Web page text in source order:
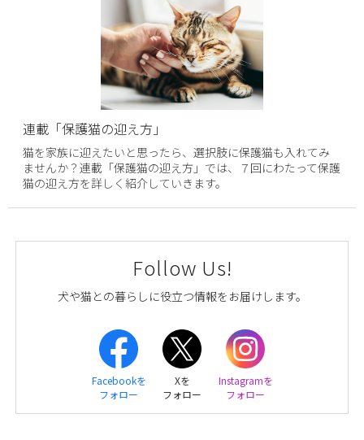
連載「保護猫の迎え方」
猫を家族に迎えたいと思ったら、選択肢に保護猫も入れてみ
ませんか？連載「保護猫の迎え方」では、７回にわたって保護
猫の迎え方を詳しく紹介していきます。
Follow Us!
犬や猫との暮らしに役立つ情報をお届けします。
Facebookを
フォロー
Xを
フォロー
Instagramを
フォロー